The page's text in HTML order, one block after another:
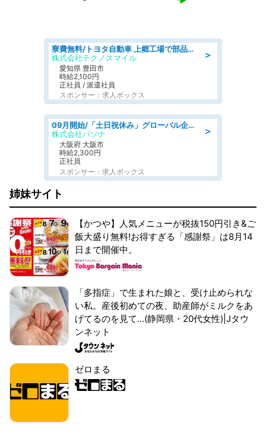
＞
寮費無料/トヨタ自動車 上郷工場で部品の組立製造/tutumi
株式会社テクノスマイル
愛知県 豊田市
時給2,100円
正社員 / 派遣社員
スポンサー：求人ボックス
＞
09月開始/「土日祝休み」グローバル企業での産業保健のお仕事/保健師/高時給/残業なし/服装自由
株式会社パソナ
大阪府 大阪市
時給2,300円
正社員
スポンサー：求人ボックス
姉妹サイト
【かつや】人気メニューが税抜150円引き&ご
飯大盛り無料!お得すぎる「感謝祭」は8月14
日まで開催中。
「多指症」で生まれた娘と、受け止められな
い私。産後初めての夜、助産師がミルクをあ
げてるのを見て...(静岡県・20代女性)|Jタウ
ンネット
ゼロまる